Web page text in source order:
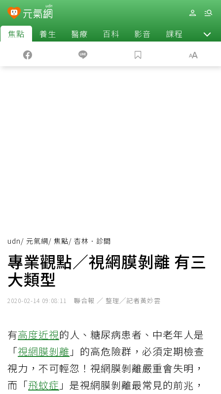
焦點 養生 醫療 百科 影音 課程 退休
udn/ 元氣網/ 焦點/ 杏林．診間
專業觀點／視網膜剝離 有三
大類型
2020-02-14 09:08:11 聯合報 ／ 整理╱記者黃妙雲
有高度近視的人、糖尿病患者、中老年人是
「視網膜剝離 」的高危險群，必須定期檢查
視力，不可輕忽！視網膜剝離嚴重會失明，
而「飛蚊症 」是視網膜剝離最常見的前兆，